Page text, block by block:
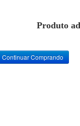
Produto
Continuar Comprando